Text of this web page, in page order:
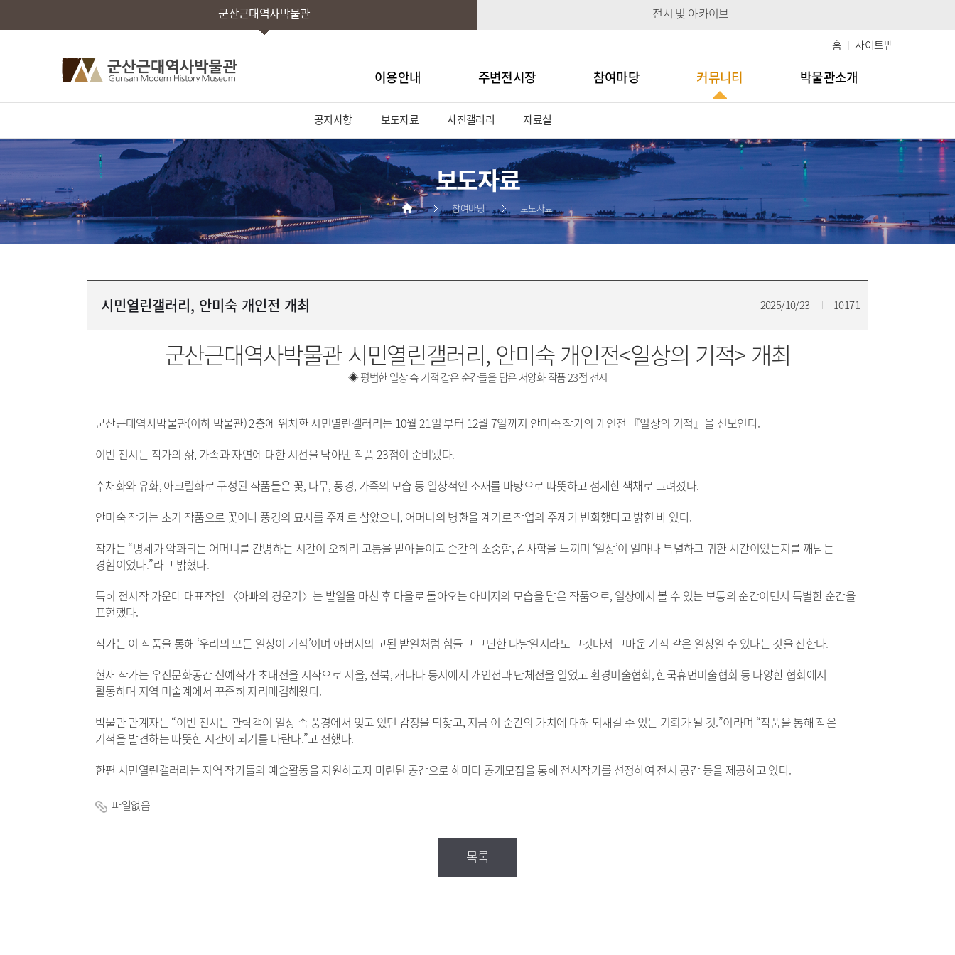
군산근대역사박물관 전시 및 아카이브
홈 사이트맵
이용안내 주변전시장 참여마당 커뮤니티 박물관소개
공지사항 보도자료 사진갤러리 자료실
보도자료
참여마당 보도자료
시민열린갤러리, 안미숙 개인전 개최 2025/10/23 10171
군산근대역사박물관 시민열린갤러리, 안미숙 개인전<일상의 기적> 개최
◈ 평범한 일상 속 기적 같은 순간들을 담은 서양화 작품 23점 전시
군산근대역사박물관(이하 박물관) 2층에 위치한 시민열린갤러리는 10월 21일 부터 12월 7일까지 안미숙 작가의 개인전 『일상의 기적』을 선보인다.
이번 전시는 작가의 삶, 가족과 자연에 대한 시선을 담아낸 작품 23점이 준비됐다.
수채화와 유화, 아크릴화로 구성된 작품들은 꽃, 나무, 풍경, 가족의 모습 등 일상적인 소재를 바탕으로 따뜻하고 섬세한 색채로 그려졌다.
안미숙 작가는 초기 작품으로 꽃이나 풍경의 묘사를 주제로 삼았으나, 어머니의 병환을 계기로 작업의 주제가 변화했다고 밝힌 바 있다.
작가는 “병세가 악화되는 어머니를 간병하는 시간이 오히려 고통을 받아들이고 순간의 소중함, 감사함을 느끼며 ‘일상’이 얼마나 특별하고 귀한 시간이었는지를 깨닫는
경험이었다.”라고 밝혔다.
특히 전시작 가운데 대표작인 〈아빠의 경운기〉는 밭일을 마친 후 마을로 돌아오는 아버지의 모습을 담은 작품으로, 일상에서 볼 수 있는 보통의 순간이면서 특별한 순간을
표현했다.
작가는 이 작품을 통해 ‘우리의 모든 일상이 기적’이며 아버지의 고된 밭일처럼 힘들고 고단한 나날일지라도 그것마저 고마운 기적 같은 일상일 수 있다는 것을 전한다.
현재 작가는 우진문화공간 신예작가 초대전을 시작으로 서울, 전북, 캐나다 등지에서 개인전과 단체전을 열었고 환경미술협회, 한국휴먼미술협회 등 다양한 협회에서
활동하며 지역 미술계에서 꾸준히 자리매김해왔다.
박물관 관계자는 “이번 전시는 관람객이 일상 속 풍경에서 잊고 있던 감정을 되찾고, 지금 이 순간의 가치에 대해 되새길 수 있는 기회가 될 것.”이라며 “작품을 통해 작은
기적을 발견하는 따뜻한 시간이 되기를 바란다.”고 전했다.
한편 시민열린갤러리는 지역 작가들의 예술활동을 지원하고자 마련된 공간으로 해마다 공개모집을 통해 전시작가를 선정하여 전시 공간 등을 제공하고 있다.
파일없음
목록